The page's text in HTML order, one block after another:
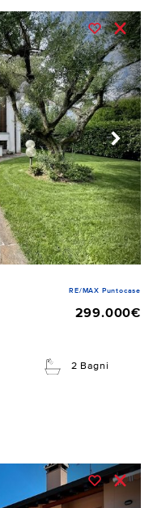
RE/MAX Puntocase
299.000€
2 Bagni